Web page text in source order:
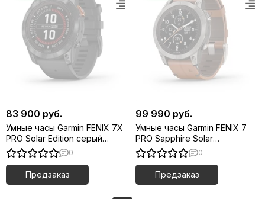
83 900 руб.
Умные часы Garmin FENIX 7X
PRO Solar Edition серый
корпус c черным ремешком
0
Предзаказ
99 990 руб.
Умные часы Garmin FENIX 7
PRO Sapphire Solar
титановый серый с
коричневым кожаным
ремешком
0
Предзаказ